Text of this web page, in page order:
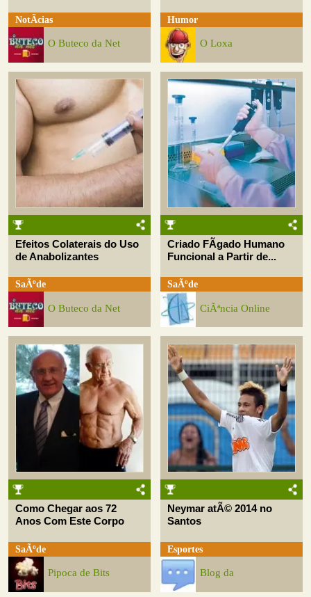
NotÃ­cias
O Buteco da Net
Humor
O Loxa
Efeitos Colaterais do Uso
de Anabolizantes
SaÃºde
O Buteco da Net
Criado FÃ­gado Humano
Funcional a Partir de...
SaÃºde
CiÃªncia Online
Como Chegar aos 72
Anos Com Este Corpo
SaÃºde
Pipoca de Bits
Neymar atÃ© 2014 no
Santos
Esportes
Blog da